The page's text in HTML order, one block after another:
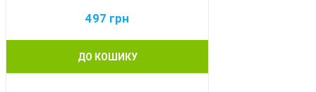
497 грн
ДО КОШИКУ